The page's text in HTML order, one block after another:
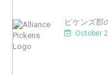
ピケンズ郡
October